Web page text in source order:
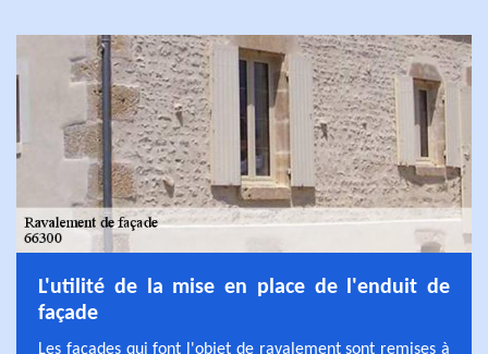
L'utilité de la mise en place de l'enduit de
façade
Les façades qui font l'objet de ravalement sont remises à